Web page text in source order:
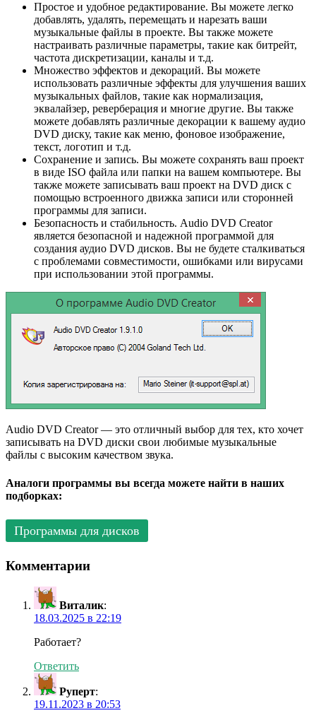
Простое и удобное редактирование. Вы можете легко
добавлять, удалять, перемещать и нарезать ваши
музыкальные файлы в проекте. Вы также можете
настраивать различные параметры, такие как битрейт,
частота дискретизации, каналы и т.д.
Множество эффектов и декораций. Вы можете
использовать различные эффекты для улучшения ваших
музыкальных файлов, такие как нормализация,
эквалайзер, реверберация и многие другие. Вы также
можете добавлять различные декорации к вашему аудио
DVD диску, такие как меню, фоновое изображение,
текст, логотип и т.д.
Сохранение и запись. Вы можете сохранять ваш проект
в виде ISO файла или папки на вашем компьютере. Вы
также можете записывать ваш проект на DVD диск с
помощью встроенного движка записи или сторонней
программы для записи.
Безопасность и стабильность. Audio DVD Creator
является безопасной и надежной программой для
создания аудио DVD дисков. Вы не будете сталкиваться
с проблемами совместимости, ошибками или вирусами
при использовании этой программы.
Audio DVD Creator — это отличный выбор для тех, кто хочет
записывать на DVD диски свои любимые музыкальные
файлы с высоким качеством звука.
Аналоги программы вы всегда можете найти в наших
подборках:
Программы для дисков
Комментарии
Виталик:
18.03.2025 в 22:19
Работает?
Ответить
Руперт:
19.11.2023 в 20:53